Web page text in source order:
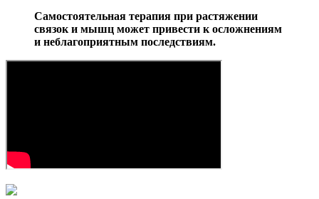
Самостоятельная терапия при растяжении
связок и мышц может привести к осложнениям
и неблагоприятным последствиям.